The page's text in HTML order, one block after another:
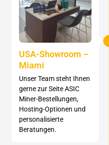
USA-Showroom –
Miami
Unser Team steht Ihnen
gerne zur Seite ASIC
Miner-Bestellungen,
Hosting-Optionen und
personalisierte
Beratungen.